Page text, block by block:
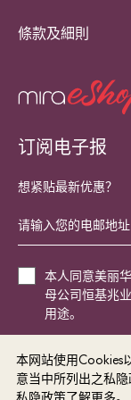
Mi+ 会员:
DBS信用卡优惠条
1. 国金轩月饼优
（香港）有限公
商务卡）（「适
人」）。
2. 优惠只适用于
店Mira eShop（
3. 「推广期」由
尾2天）。
4. 持卡人于以下
Mira eshop网上
5. 持卡人须于
6. 如持卡人未能
4. 恕不接受分单或
扣、翠亨贵宾咭
使用，及不可兑
7. 优惠不适用于
餐、宴会、私人派
8. 此券有效期由
9. 此券如有遗失
及延期。
10. 优惠不适用
11. 如有任何争议
本网站使用Cookies
意当中所列出之私
條款及細則
订阅电子报
想紧贴最新优惠？
本人同意美丽
母公司恒基兆
用途。
立即登记